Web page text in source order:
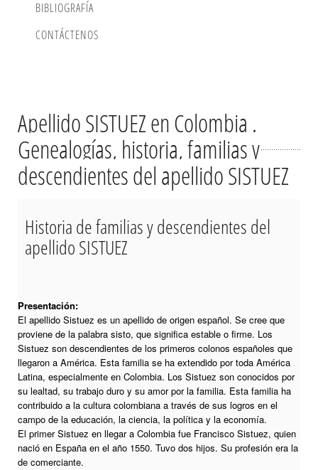
BIBLIOGRAFÍA
CONTÁCTENOS
Apellido SISTUEZ en Colombia .
Genealogías, historia, familias y
descendientes del apellido SISTUEZ
Historia de familias y descendientes del
apellido SISTUEZ
Presentación:
El apellido Sistuez es un apellido de origen español. Se cree que
proviene de la palabra sisto, que significa estable o firme. Los
Sistuez son descendientes de los primeros colonos españoles que
llegaron a América. Esta familia se ha extendido por toda América
Latina, especialmente en Colombia. Los Sistuez son conocidos por
su lealtad, su trabajo duro y su amor por la familia. Esta familia ha
contribuido a la cultura colombiana a través de sus logros en el
campo de la educación, la ciencia, la política y la economía.
El primer Sistuez en llegar a Colombia fue Francisco Sistuez, quien
nació en España en el año 1550. Tuvo dos hijos. Su profesión era la
de comerciante.